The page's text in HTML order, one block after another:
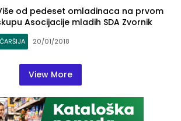
od pedeset omladinaca na prvom
Asocijacije mladih SDA Zvornik
ČARŠIJA 20/01/2018
View More